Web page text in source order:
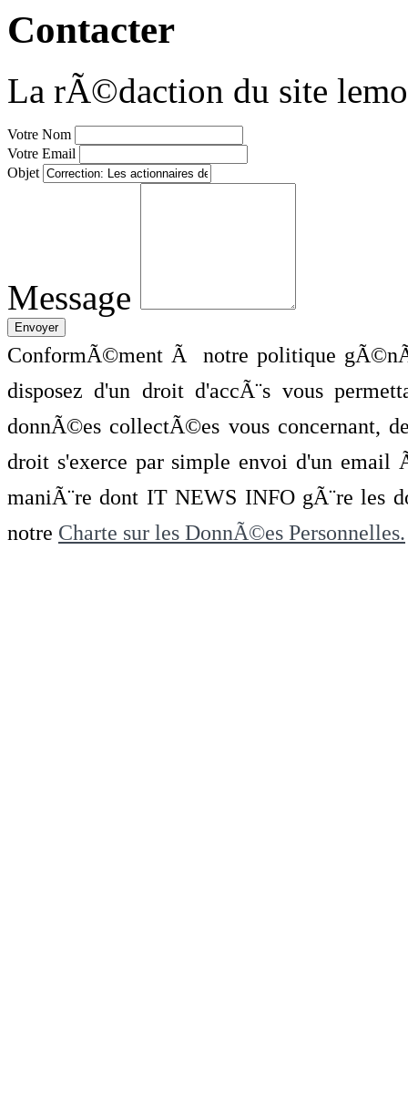
Contacter
La rÃ©daction du site
Votre Nom
Votre Email
Objet
Message
ConformÃ©ment Ã notre politique
disposez d'un droit d'accÃ¨s vous
donnÃ©es collectÃ©es vous concernant,
droit s'exerce par simple envoi d'un
maniÃ¨re dont IT NEWS INFO gÃ¨re les
notre Charte sur les DonnÃ©es Personnelles.